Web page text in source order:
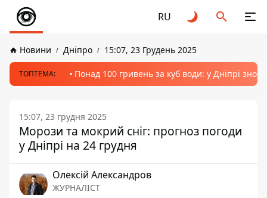
RU
Новини Дніпро 15:07, 23 Грудень 2025
ТОПТЕМА: Понад 100 гривень за куб води: у Дніпрі
15:07, 23 грудня 2025
Морози та мокрий сніг: прогноз погоди
у Дніпрі на 24 грудня
Олексій Александров
ЖУРНАЛІСТ